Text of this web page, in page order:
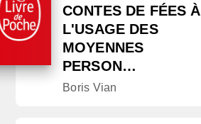
CONTES DE FÉES À
L'USAGE DES
MOYENNES
PERSON…
Boris Vian